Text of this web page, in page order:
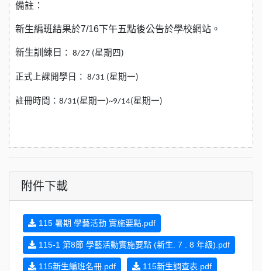
備註：
新生編班結果於7/16下午五點後公告於學校網站。
新生訓練日 ： 8/27 (星期四)
正式上課開學日： 8/31 (星期一)
註冊時間：8/31(星期一)~9/14(星期一)
附件下載
115 暑期 學藝活動 實施要點.pdf
115-1 第8節 學藝活動實施要點 (新生. 7 . 8 年級).pdf
115新生編班名冊.pdf 115新生調查表.pdf